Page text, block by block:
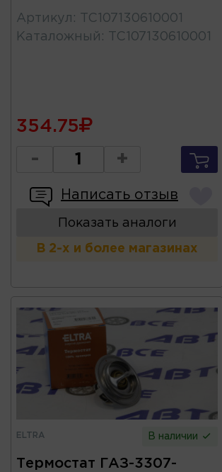
Артикул :
TC107130610001
Каталожный : TC107130610001
354.75
- +
Написать отзыв
Показать аналоги
В 2-х и более магазинах
ELTRA В наличии
Термостат ГАЗ-3307-